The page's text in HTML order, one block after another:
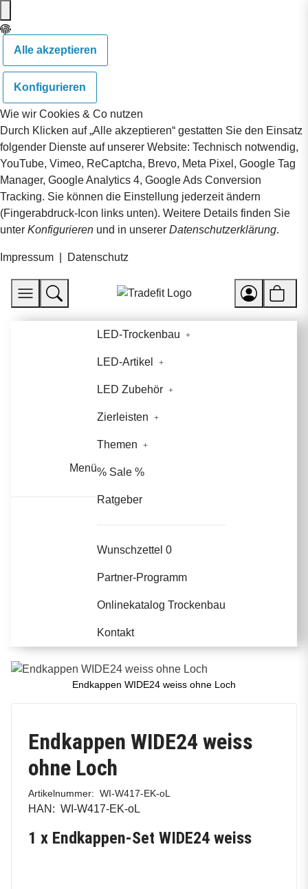
Alle akzeptieren
Konfigurieren
Wie wir Cookies & Co nutzen
Durch Klicken auf „Alle akzeptieren“ gestatten Sie den Einsatz
folgender Dienste auf unserer Website: Technisch notwendig,
YouTube, Vimeo, ReCaptcha, Brevo, Meta Pixel, Google Tag
Manager, Google Analytics 4, Google Ads Conversion
Tracking. Sie können die Einstellung jederzeit ändern
(Fingerabdruck-Icon links unten). Weitere Details finden Sie
unter Konfigurieren und in unserer Datenschutzerklärung.
Impressum Datenschutz
Menü
LED-Trockenbau
LED-Artikel
LED Zubehör
Zierleisten
Themen
% Sale %
Ratgeber
Wunschzettel 0
Partner-Programm
Onlinekatalog Trockenbau
Kontakt
Endkappen WIDE24 weiss
ohne Loch
Artikelnummer: WI-W417-EK-oL
HAN: WI-W417-EK-oL
1 x Endkappen-Set WIDE24 weiss
Endkappen WIDE24 weiss ohne Loch